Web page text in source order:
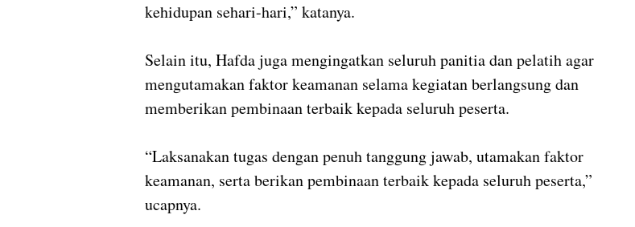
kehidupan sehari-hari,” katanya.
Selain itu, Hafda juga mengingatkan seluruh panitia dan pelatih agar
mengutamakan faktor keamanan selama kegiatan berlangsung dan
memberikan pembinaan terbaik kepada seluruh peserta.
“Laksanakan tugas dengan penuh tanggung jawab, utamakan faktor
keamanan, serta berikan pembinaan terbaik kepada seluruh peserta,”
ucapnya.